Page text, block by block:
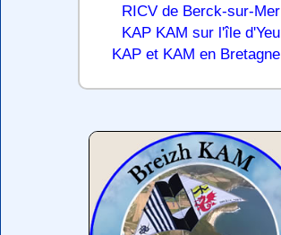
RICV de Berck-sur-Mer
KAP KAM sur l'île d'Yeu
KAP et KAM en Bretagne